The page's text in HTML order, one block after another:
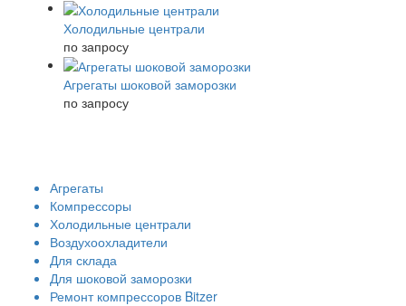
Холодильные централи
по запросу
Агрегаты шоковой заморозки
по запросу
Агрегаты
Компрессоры
Холодильные централи
Воздухоохладители
Для склада
Для шоковой заморозки
Ремонт компрессоров Bitzer